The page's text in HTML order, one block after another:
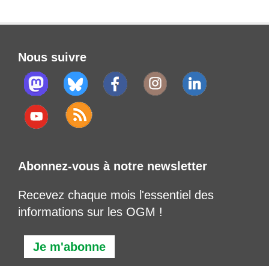
Nous suivre
Abonnez-vous à notre newsletter
Recevez chaque mois l'essentiel des
informations sur les OGM !
Je m'abonne